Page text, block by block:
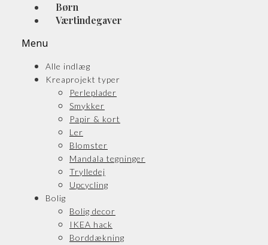
Børn
Værtindegaver
Menu
Alle indlæg
Kreaprojekt typer
Perleplader
Smykker
Papir & kort
Ler
Blomster
Mandala tegninger
Trylledej
Upcycling
Bolig
Bolig decor
IKEA hack
Borddækning